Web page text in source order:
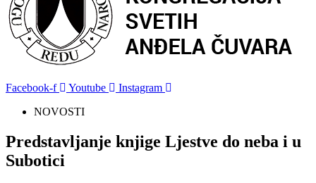
Facebook-f Youtube
Instagram
NOVOSTI
Predstavljanje knjige Ljestve do neba i u
Subotici